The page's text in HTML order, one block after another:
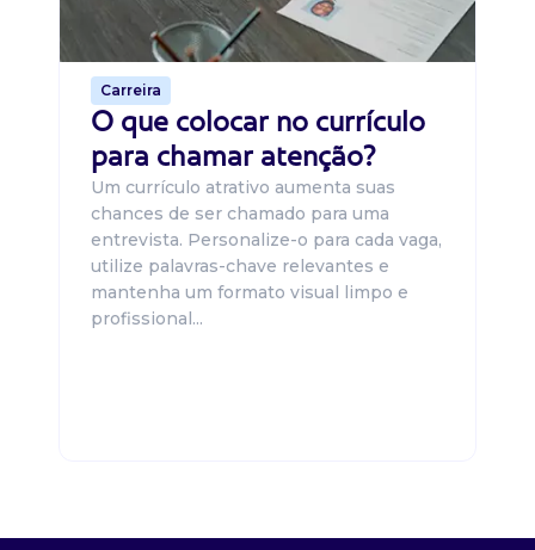
Carreira
O que colocar no currículo
para chamar atenção?
Um currículo atrativo aumenta suas
chances de ser chamado para uma
entrevista. Personalize-o para cada vaga,
utilize palavras-chave relevantes e
mantenha um formato visual limpo e
profissional...